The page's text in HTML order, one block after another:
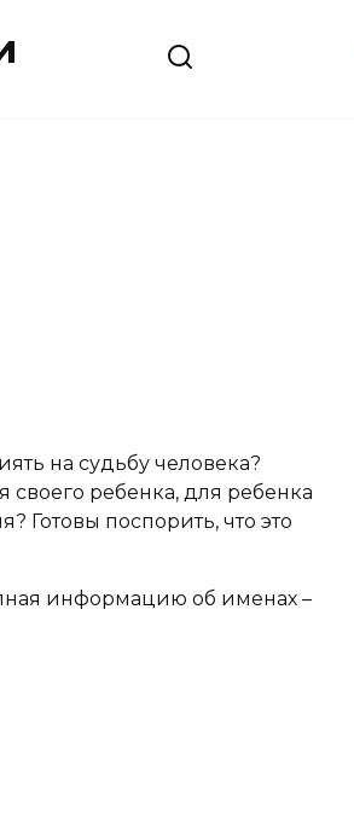
на судьбу человека?
ребенка, для ребенка
Готовы поспорить, что это
информацию об именах –